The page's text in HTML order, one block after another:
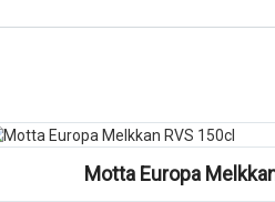
Motta Europa